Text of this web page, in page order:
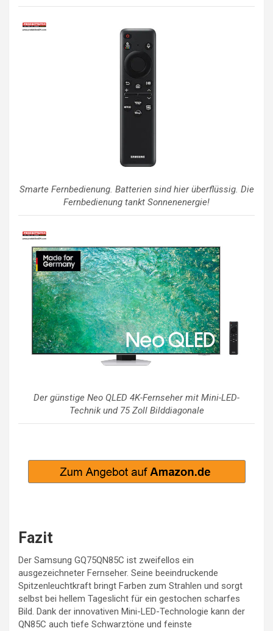
Smarte Fernbedienung. Batterien sind hier überflüssig. Die
Fernbedienung tankt Sonnenenergie!
Der günstige Neo QLED 4K-Fernseher mit Mini-LED-
Technik und 75 Zoll Bilddiagonale
Fazit
Der Samsung GQ75QN85C ist zweifellos ein
ausgezeichneter Fernseher. Seine beeindruckende
Spitzenleuchtkraft bringt Farben zum Strahlen und sorgt
selbst bei hellem Tageslicht für ein gestochen scharfes
Bild. Dank der innovativen Mini-LED-Technologie kann der
QN85C auch tiefe Schwarztöne und feinste